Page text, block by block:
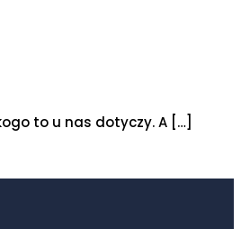
to u nas dotyczy. A […]